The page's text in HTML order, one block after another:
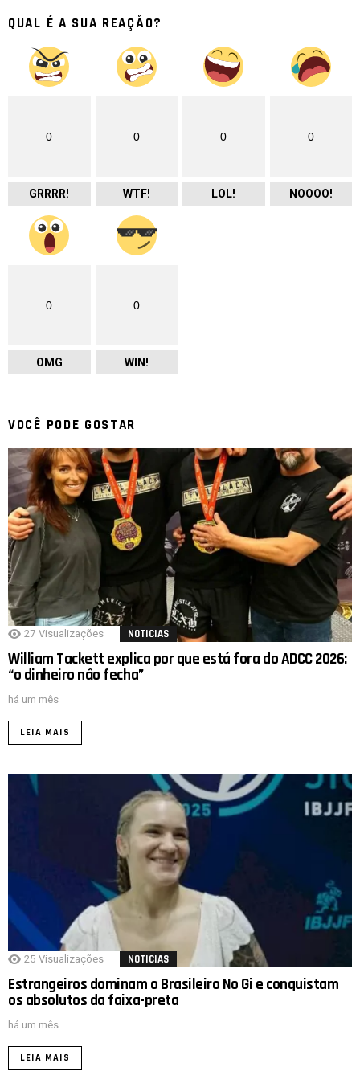
QUAL É A SUA REAÇÃO?
0
GRRRR!
0
WTF!
0
LOL!
0
NOOOO!
0
OMG
0
WIN!
VOCÊ PODE GOSTAR
27 Visualizações NOTICIAS
William Tackett explica por que está fora do ADCC 2026:
“o dinheiro não fecha”
há um mês
LEIA MAIS
25 Visualizações NOTICIAS
Estrangeiros dominam o Brasileiro No Gi e conquistam
os absolutos da faixa-preta
há um mês
LEIA MAIS